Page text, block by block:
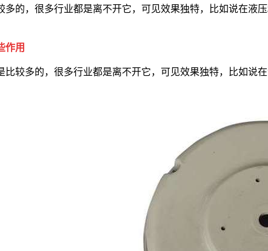
多的，很多行业都是离不开它，可见效果独特，比如说在
作用
比较多的，很多行业都是离不开它，可见效果独特，比如说